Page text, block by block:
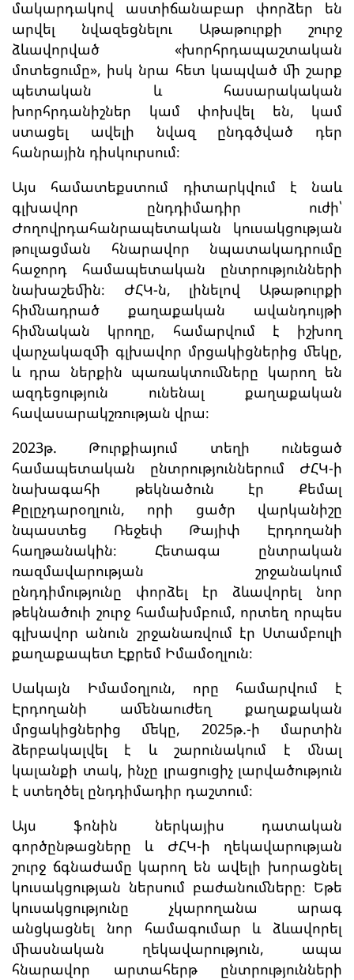
մակարդակով աստիճանաբար փորձեր են
արվել նվազեցնելու Աթաթուրքի շուրջ
ձևավորված «խորհրդապաշտական
մոտեցումը», իսկ նրա հետ կապված մի շարք
պետական և հասարակական
խորհրդանիշներ կամ փոխվել են, կամ
ստացել ավելի նվազ ընդգծված դեր
հանրային դիսկուրսում։
Այս համատեքստում դիտարկվում է նաև
գլխավոր ընդդիմադիր ուժի՝
Ժողովրդահանրապետական կուսակցության
թուլացման հնարավոր նպատակադրումը
հաջորդ համապետական ընտրությունների
նախաշեմին։ ԺՀԿ-ն, լինելով Աթաթուրքի
հիմնադրած քաղաքական ավանդույթի
հիմնական կրողը, համարվում է իշխող
վարչակազմի գլխավոր մրցակիցներից մեկը,
և դրա ներքին պառակտումները կարող են
ազդեցություն ունենալ քաղաքական
հավասարակշռության վրա։
2023թ. Թուրքիայում տեղի ունեցած
համապետական ընտրություններում ԺՀԿ-ի
նախագահի թեկնածուն էր Քեմալ
Քըլըչդարօղլուն, որի ցածր վարկանիշը
նպաստեց Ռեջեփ Թայիփ Էրդողանի
հաղթանակին։ Հետագա ընտրական
ռազմավարության շրջանակում
ընդդիմությունը փորձել էր ձևավորել նոր
թեկնածուի շուրջ համախմբում, որտեղ որպես
գլխավոր անուն շրջանառվում էր Ստամբուլի
քաղաքապետ Էքրեմ Իմամօղլուն։
Սակայն Իմամօղլուն, որը համարվում է
Էրդողանի ամենաուժեղ քաղաքական
մրցակիցներից մեկը, 2025թ.-ի մարտին
ձերբակալվել է և շարունակում է մնալ
կալանքի տակ, ինչը լրացուցիչ լարվածություն
է ստեղծել ընդդիմադիր դաշտում։
Այս ֆոնին ներկայիս դատական
գործընթացները և ԺՀԿ-ի ղեկավարության
շուրջ ճգնաժամը կարող են ավելի խորացնել
կուսակցության ներսում բաժանումները։ Եթե
կուսակցությունը չկարողանա արագ
անցկացնել նոր համագումար և ձևավորել
միասնական ղեկավարություն, ապա
հնարավոր արտահերթ ընտրությունների